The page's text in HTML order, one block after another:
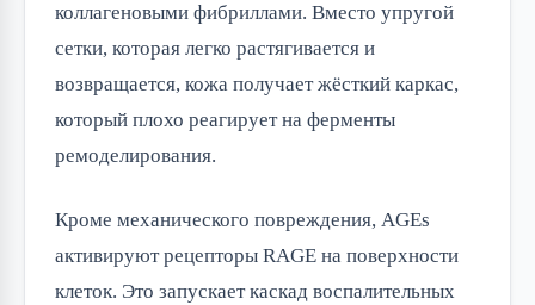
коллагеновыми фибриллами. Вместо упругой
сетки, которая легко растягивается и
возвращается, кожа получает жёсткий каркас,
который плохо реагирует на ферменты
ремоделирования.
Кроме механического повреждения, AGEs
активируют рецепторы RAGE на поверхности
клеток. Это запускает каскад воспалительных